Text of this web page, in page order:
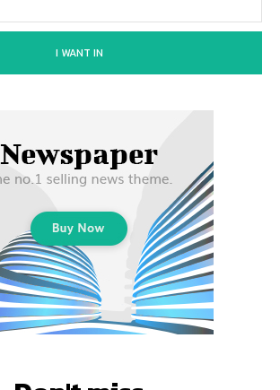
I WANT IN